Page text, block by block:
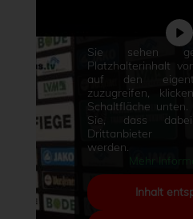
Sie sehen
Platzhalterinhalt
auf den
zuzugreifen,
Schaltfläche
Sie, dass
Drittanbieter
werden.
Mehr
Inhalt